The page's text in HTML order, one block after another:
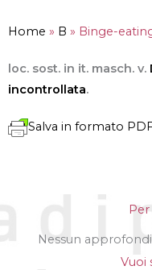
Home » B » Binge-
loc. sost. in it. masch. v.
incontrollata.
Salva in formato
Nessun
Vuoi